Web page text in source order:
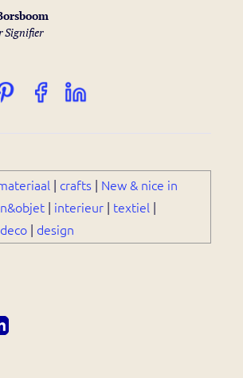
Signifier
| crafts | New & nice in
| interieur | textiel |
deco | design